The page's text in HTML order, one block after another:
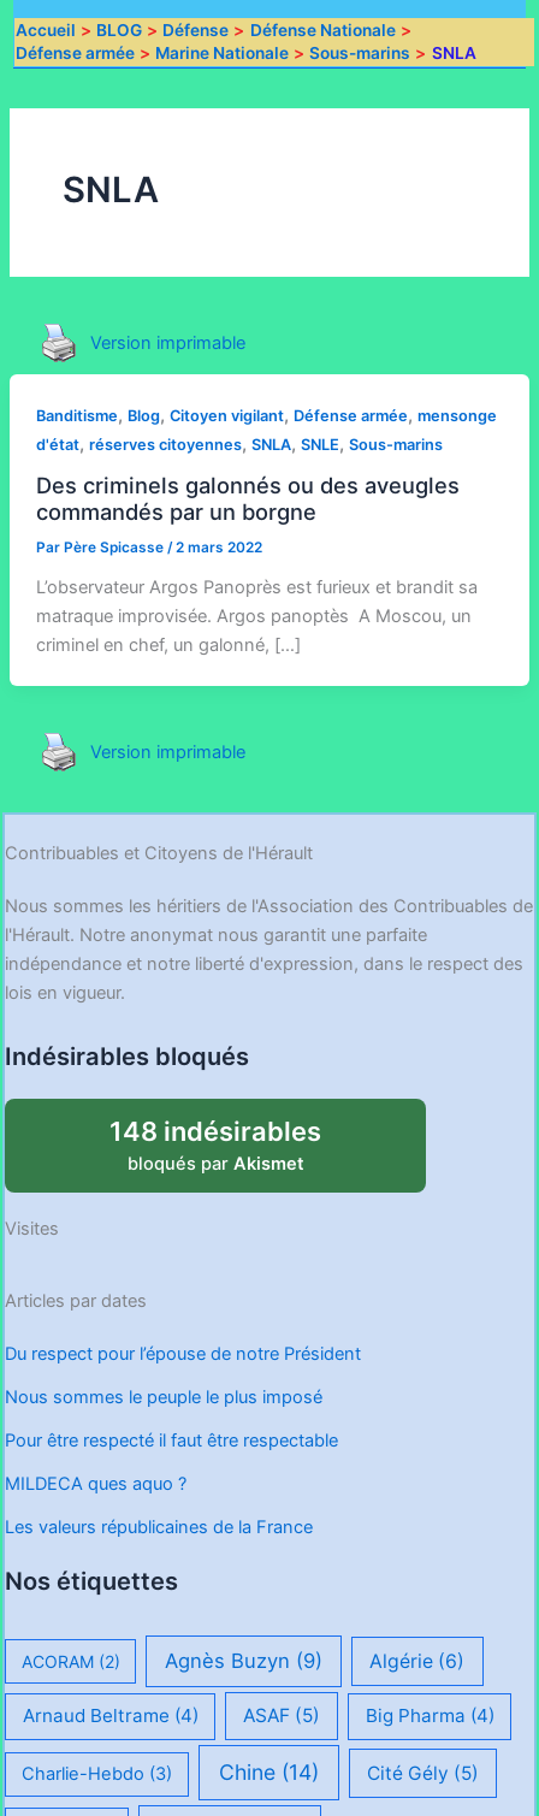
Accueil BLOG Défense
Défense Nationale
Défense armée
Marine Nationale Sous-marins SNLA
SNLA
Version imprimable
Banditisme, Blog, Citoyen vigilant, Défense armée, mensonge
d'état, réserves citoyennes, SNLA, SNLE, Sous-marins
Des criminels galonnés ou des aveugles
commandés par un borgne
Par Père Spicasse /2 mars 2022
L’observateur Argos Panoprès est furieux et brandit sa
matraque improvisée. Argos panoptès A Moscou, un
criminel en chef, un galonné, […]
Version imprimable
Contribuables et Citoyens de l'Hérault
Nous sommes les héritiers de l'Association des Contribuables de
l'Hérault. Notre anonymat nous garantit une parfaite
indépendance et notre liberté d'expression, dans le respect des
lois en vigueur.
Indésirables bloqués
148 indésirables
bloqués par Akismet
Visites
Articles par dates
Du respect pour l’épouse de notre Président
Nous sommes le peuple le plus imposé
Pour être respecté il faut être respectable
MILDECA ques aquo ?
Les valeurs républicaines de la France
Nos étiquettes
ACORAM(2) Agnès Buzyn (9) Algérie (6)
Arnaud Beltrame (4) ASAF (5) Big Pharma (4)
Charlie-Hebdo (3) Chine (14) Cité Gély (5)